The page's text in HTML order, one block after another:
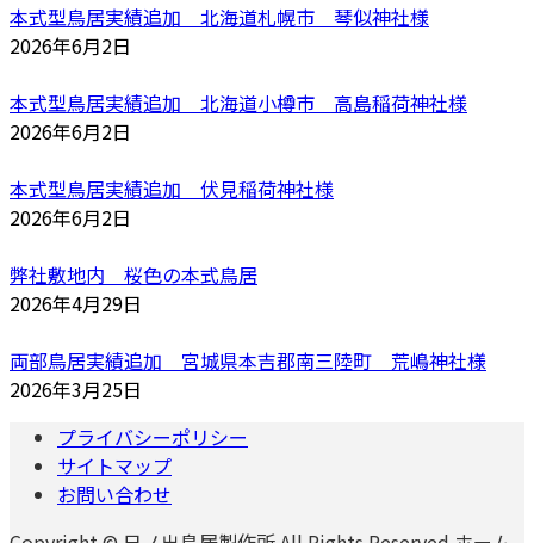
本式型鳥居実績追加 北海道札幌市 琴似神社様
2026年6月2日
本式型鳥居実績追加 北海道小樽市 高島稲荷神社様
2026年6月2日
本式型鳥居実績追加 伏見稲荷神社様
2026年6月2日
弊社敷地内 桜色の本式鳥居
2026年4月29日
両部鳥居実績追加 宮城県本吉郡南三陸町 荒嶋神社様
2026年3月25日
プライバシーポリシー
サイトマップ
お問い合わせ